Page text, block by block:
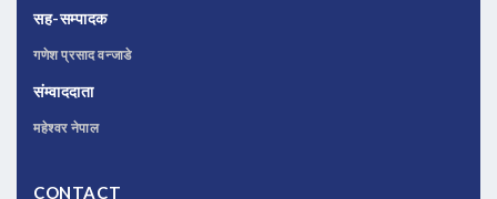
सह-सम्पादक
गणेश प्रसाद वन्जाडे
संम्वाददाता
महेश्वर नेपाल
CONTACT